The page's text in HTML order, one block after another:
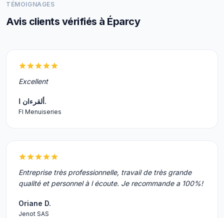
TÉMOIGNAGES
Avis clients vérifiés à Éparcy
Excellent
ألقرءان ا.
Fl Menuiseries
Entreprise très professionnelle, travail de très grande
qualité et personnel à l écoute. Je recommande a 100%!
Oriane D.
Jenot SAS